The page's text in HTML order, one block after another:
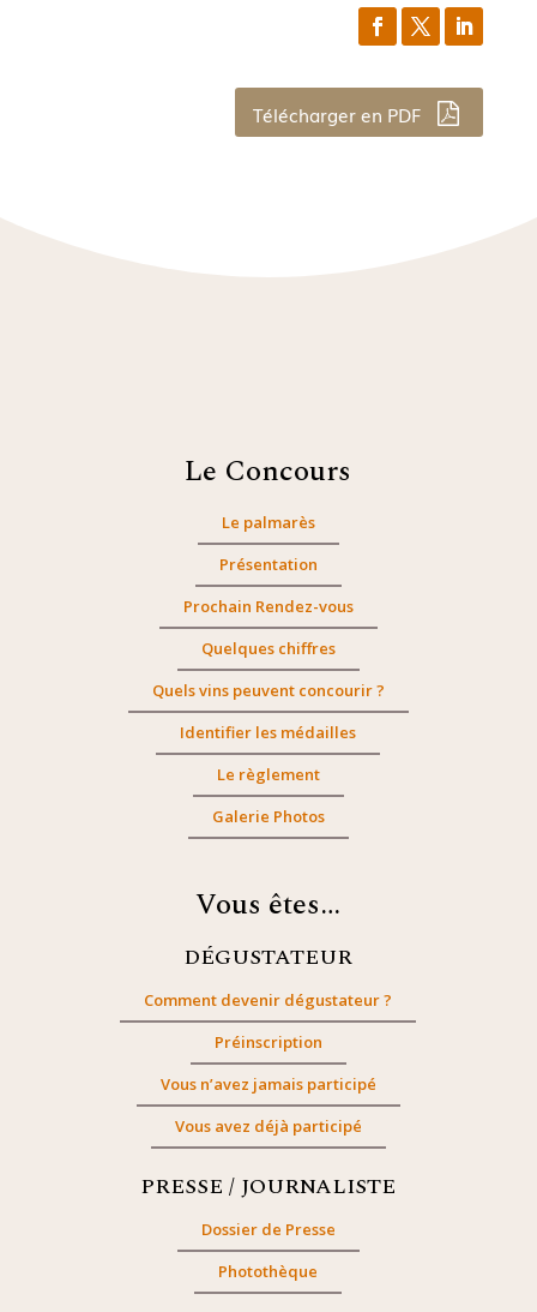
Télécharger en PDF
Le Concours
Le palmarès
Présentation
Prochain Rendez-vous
Quelques chiffres
Quels vins peuvent concourir ?
Identifier les médailles
Le règlement
Galerie Photos
Vous êtes…
DÉGUSTATEUR
Comment devenir dégustateur ?
Préinscription
Vous n’avez jamais participé
Vous avez déjà participé
PRESSE / JOURNALISTE
Dossier de Presse
Photothèque